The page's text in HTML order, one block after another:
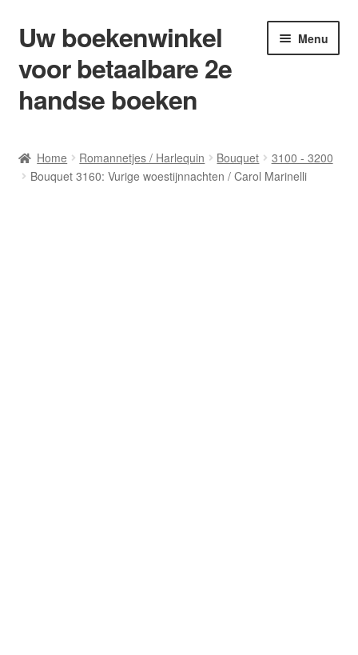
Ga
door
naar
navigatie
Ga
naar
de
inhoud
Uw boekenwinkel
voor betaalbare 2e
handse boeken
Menu
Afrekenen
Home Romannetjes / Harlequin Bouquet
3100 - 3200
Bouquet 3160: Vurige woestijnnachten / Carol Marinelli